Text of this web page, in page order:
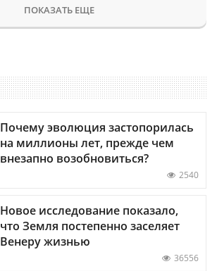
ПОКАЗАТЬ ЕЩЕ
Почему эволюция застопорилась
на миллионы лет, прежде чем
внезапно возобновиться?
2540
Новое исследование показало,
что Земля постепенно заселяет
Венеру жизнью
36556